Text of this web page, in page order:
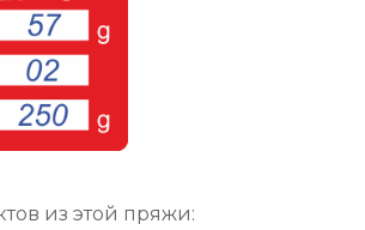
из этой пряжи: